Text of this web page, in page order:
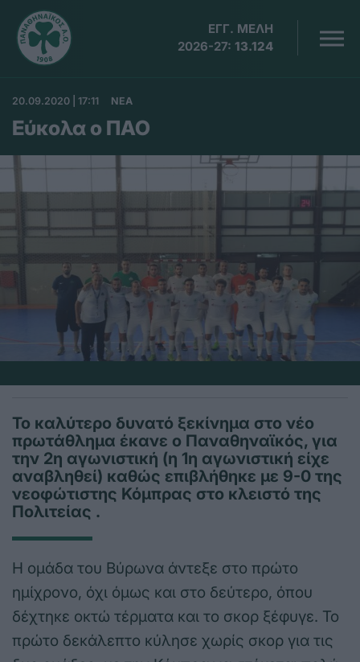
ΕΓΓ. ΜΕΛΗ
2026-27: 13.124
20.09.2020 | 17:11 ΝΕΑ
Εύκολα ο ΠΑΟ
Το καλύτερο δυνατό ξεκίνημα στο νέο
πρωτάθλημα έκανε ο Παναθηναϊκός, για
την 2η αγωνιστική (η 1η αγωνιστική είχε
αναβληθεί) καθώς επιβλήθηκε με 9-0 της
νεοφώτιστης Κόμπρας στο κλειστό της
Πολιτείας .
Η ομάδα του Βύρωνα άντεξε στο πρώτο
ημίχρονο, όχι όμως και στο δεύτερο, όπου
δέχτηκε οκτώ τέρματα και το σκορ ξέφυγε. Το
πρώτο δεκάλεπτο κύλησε χωρίς σκορ για τις